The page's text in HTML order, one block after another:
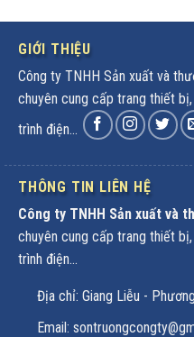
GIỚI THIỆU
Công ty TNHH Sản xuất và
chuyên cung cấp trang thiết
trình điện...
THÔNG TIN LIÊN HỆ
Công ty TNHH Sản xuất và
chuyên cung cấp trang thiết
trình điện...
Địa chỉ: Giang Liễu -
Email: